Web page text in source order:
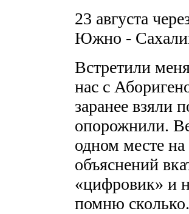
23 августа
Южно -
Встретили
нас с
заранее взяли
опорожнили.
одном месте
объяснений
«цифровик» и
помню